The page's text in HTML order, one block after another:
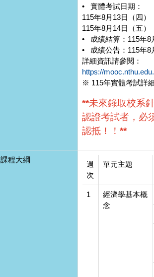
• 實體考試日期：
115年8月13日（四）
115年8月14日（五）
• 成績結算：115年8
• 成績公告：115年8
詳細資訊請參閱：
https://
※ 115年實體考試詳
**未來錄取校系
認證考試者，必
認抵！！**
課程大綱
週
次
單元主題
1
經濟學基本概
念